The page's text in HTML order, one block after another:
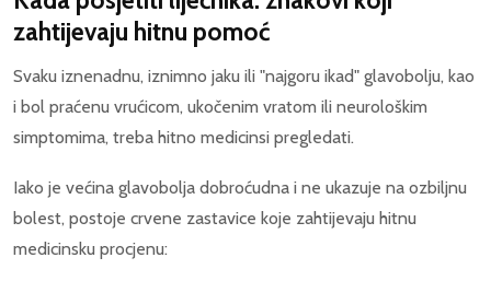
zahtijevaju hitnu pomoć
Svaku iznenadnu, iznimno jaku ili "najgoru ikad" glavobolju, kao
i bol praćenu vrućicom, ukočenim vratom ili neurološkim
simptomima, treba hitno medicinsi pregledati.
Iako je većina glavobolja dobroćudna i ne ukazuje na ozbiljnu
bolest, postoje crvene zastavice koje zahtijevaju hitnu
medicinsku procjenu: